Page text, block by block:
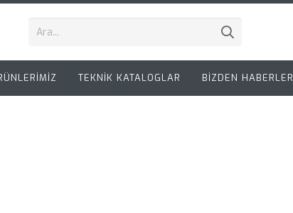
TEKNİK KATALOGLAR BİZDEN HABERLER